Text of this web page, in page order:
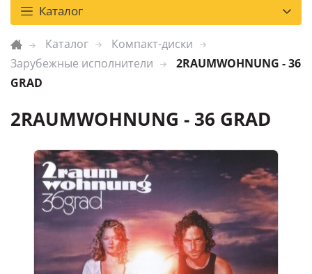
Каталог
Каталог
Компакт-диски
Зарубежные исполнители
2RAUMWOHNUNG - 36
GRAD
2RAUMWOHNUNG - 36 GRAD